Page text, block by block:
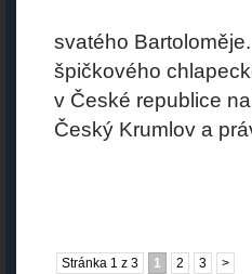
svatého
špičkového
v České republice
Český Krumlov a
Stránka 1 z 3 1 2 3 >